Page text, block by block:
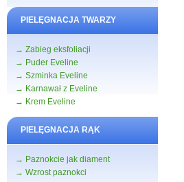
PIELĘGNACJA TWARZY
→ Zabieg eksfoliacji
→ Puder Eveline
→ Szminka Eveline
→ Karnawał z Eveline
→ Krem Eveline
PIELĘGNACJA RĄK
→ Paznokcie jak diament
→ Wzrost paznokci